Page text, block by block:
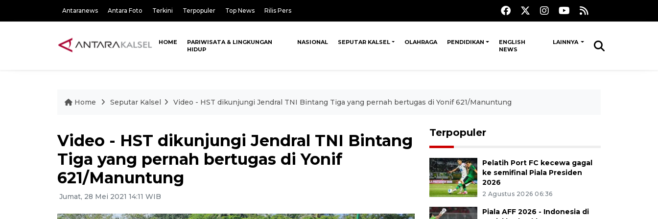
Antaranews Antara Foto Terkini Terpopuler Top News Rilis Pers
HOME
PARIWISATA & LINGKUNGAN
HIDUP
NASIONAL SEPUTAR KALSEL OLAHRAGA PENDIDIKAN
ENGLISH
NEWS
LAINNYA
Home Seputar Kalsel Video - HST dikunjungi Jendral TNI Bintang Tiga yang pernah bertugas di Yonif 621/Manuntung
Video - HST dikunjungi Jendral TNI Bintang
Tiga yang pernah bertugas di Yonif
621/Manuntung
Jumat, 28 Mei 2021 14:11 WIB
Terpopuler
Pelatih Port FC kecewa gagal
ke semifinal Piala Presiden
2026
2 Agustus 2026 06:36
Piala AFF 2026 - Indonesia di